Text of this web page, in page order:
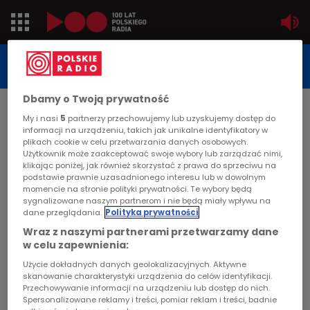
Jedynka
Dwójka
Trójka
Czwórka
PR24
Poland
Kierowcy
Dzieci
STUDIO REPORTAŻU
POLSKIEGO RADIA
2000-08-30
STRONA GŁÓWNA>ARTYKUŁ
Zawód dzielnicowy
STUDIO REPORTAŻU I DOKUMENTU
Zawód dzielnicowy
Dbamy o Twoją prywatność
My i nasi 5 partnerzy przechowujemy lub uzyskujemy dostęp do
informacji na urządzeniu, takich jak unikalne identyfikatory w
plikach cookie w celu przetwarzania danych osobowych.
Użytkownik może zaakceptować swoje wybory lub zarządzać nimi,
klikając poniżej, jak również skorzystać z prawa do sprzeciwu na
podstawie prawnie uzasadnionego interesu lub w dowolnym
momencie na stronie polityki prywatności. Te wybory będą
sygnalizowane naszym partnerom i nie będą miały wpływu na
dane przeglądania. Polityka prywatności
Wraz z naszymi partnerami przetwarzamy dane
w celu zapewnienia:
Użycie dokładnych danych geolokalizacyjnych. Aktywne
skanowanie charakterystyki urządzenia do celów identyfikacji.
Przechowywanie informacji na urządzeniu lub dostęp do nich.
Spersonalizowane reklamy i treści, pomiar reklam i treści, badnie